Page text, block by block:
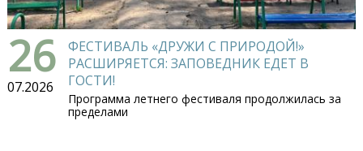
26
07.2026
ФЕСТИВАЛЬ «ДРУЖИ С ПРИРОДОЙ!»
РАСШИРЯЕТСЯ: ЗАПОВЕДНИК ЕДЕТ В
ГОСТИ!
Программа летнего фестиваля продолжилась за
пределами